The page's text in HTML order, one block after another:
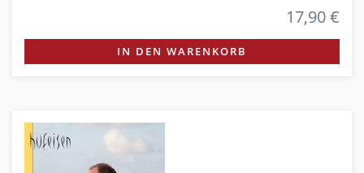
17,90 €
IN DEN WARENKORB